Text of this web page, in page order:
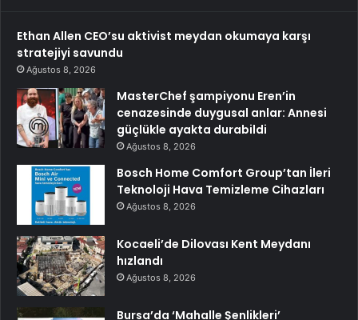
Ethan Allen CEO’su aktivist meydan okumaya karşı
stratejiyi savundu
Ağustos 8, 2026
MasterChef şampiyonu Eren’in
cenazesinde duygusal anlar: Annesi
güçlükle ayakta durabildi
Ağustos 8, 2026
Bosch Home Comfort Group’tan İleri
Teknoloji Hava Temizleme Cihazları
Ağustos 8, 2026
Kocaeli’de Dilovası Kent Meydanı
hızlandı
Ağustos 8, 2026
Bursa’da ‘Mahalle Şenlikleri’